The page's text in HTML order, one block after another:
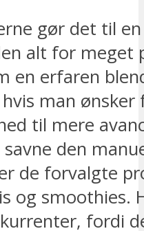
gør det til
alt for meget
en erfaren
man
til mere
den
de forvalgte
og smoothies.
fordi